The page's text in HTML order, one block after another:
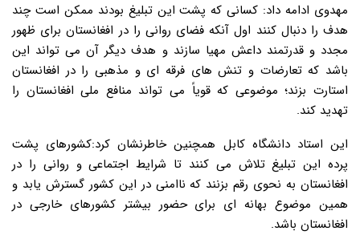
مهدوی ادامه داد: کسانی که پشت این تبلیغ بودند ممکن است چند
هدف را دنبال کنند اول آنکه فضای روانی را در افغانستان برای ظهور
مجدد و قدرتمند داعش مهیا سازند و هدف دیگر آن می تواند این
باشد که تعارضات و تنش های فرقه ای و مذهبی را در افغانستان
استارت بزند؛ موضوعی که قویاً می تواند منافع ملی افغانستان را
تهدید کند.
این استاد دانشگاه کابل همچنین خاطرنشان کرد:کشورهای پشت
پرده این تبلیغ تلاش می کنند تا شرایط اجتماعی و روانی را در
افغانستان به نحوی رقم بزنند که ناامنی در این کشور گسترش یابد و
همین موضوع بهانه ای برای حضور بیشتر کشورهای خارجی در
افغانستان باشد.